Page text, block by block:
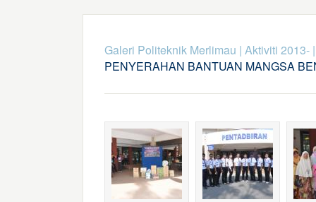
Galeri Politeknik Merlimau | Aktiviti 2013-
PENYERAHAN BANTUAN MANGSA